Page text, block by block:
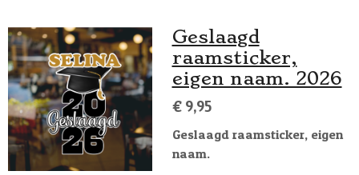
Geslaagd
raamsticker,
eigen naam. 2026
€ 9,95
Geslaagd raamsticker, eigen
naam.